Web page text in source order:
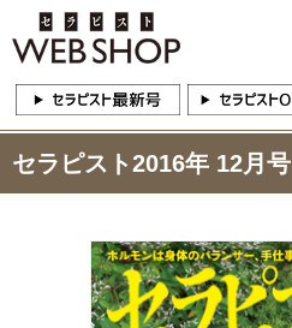
セラピスト2016年 12月号